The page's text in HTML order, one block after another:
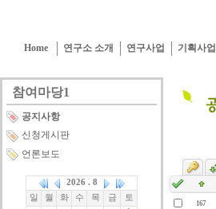
Home 연구소 소개 연구사업 기획사업
참여마당1
공지사항
신청게시판
언론보도
167